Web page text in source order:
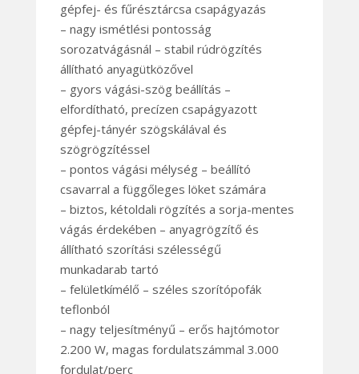
gépfej- és fűrésztárcsa csapágyazás
– nagy ismétlési pontosság
sorozatvágásnál – stabil rúdrögzítés
állítható anyagütközővel
– gyors vágási-szög beállítás –
elfordítható, precízen csapágyazott
gépfej-tányér szögskálával és
szögrögzítéssel
– pontos vágási mélység – beállító
csavarral a függőleges löket számára
– biztos, kétoldali rögzítés a sorja-mentes
vágás érdekében – anyagrögzítő és
állítható szorítási szélességű
munkadarab tartó
– felületkímélő – széles szorítópofák
teflonból
– nagy teljesítményű – erős hajtómotor
2.200 W, magas fordulatszámmal 3.000
fordulat/perc